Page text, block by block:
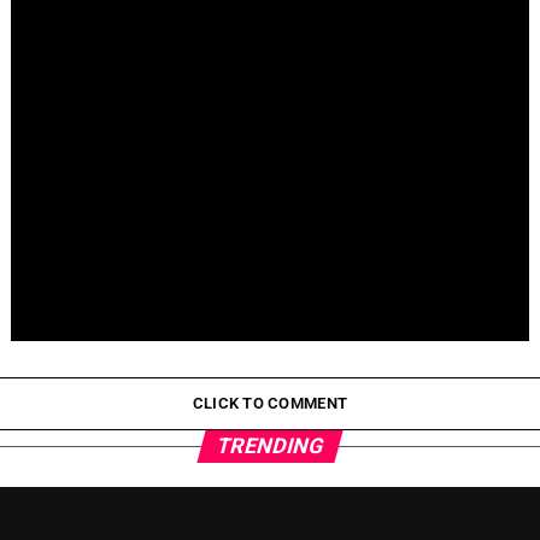
Pepeto Preventa: ¿Por Qué Está Ganando Popularidad?
CLICK TO COMMENT
TRENDING